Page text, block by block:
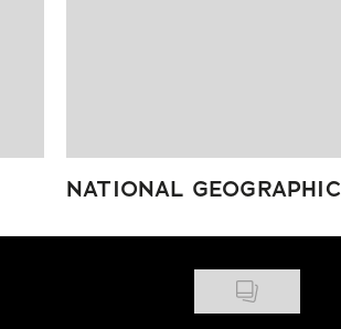
NATIONAL GEOGRAPHIC